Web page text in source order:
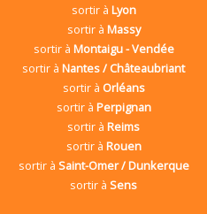
sortir à Lyon
sortir à Massy
sortir à Montaigu - Vendée
sortir àNantes / Châteaubriant
sortir à Orléans
sortir à Perpignan
sortir àReims
sortir à Rouen
sortir à Saint-Omer / Dunkerque
sortir àSens